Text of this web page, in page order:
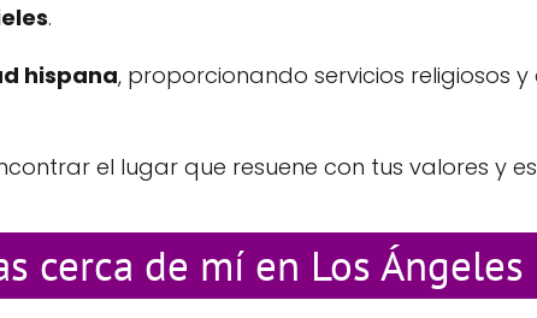
.
hispana, proporcionando servicios religiosos
el lugar que resuene con tus valores y
cerca de mí en Los Ángeles